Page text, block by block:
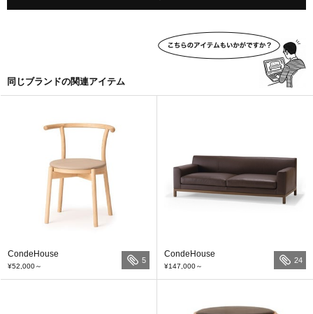
同じブランドの関連アイテム
CondeHouse
¥52,000～
5
CondeHouse
¥147,000～
24